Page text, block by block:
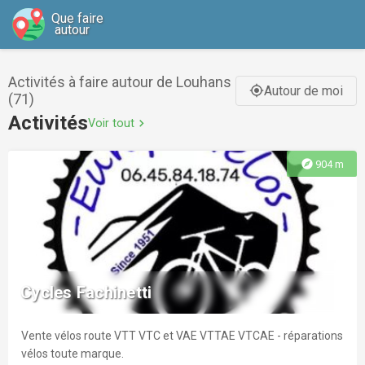
Que faire
autour
Activités à faire autour de Louhans
(71)
gps_fixedAutour de moi
ActivitésVoir tout chevron_right
explore 904 m
Cycles Fachinetti
Vente vélos route VTT VTC et VAE VTTAE VTCAE - réparations
vélos toute marque.